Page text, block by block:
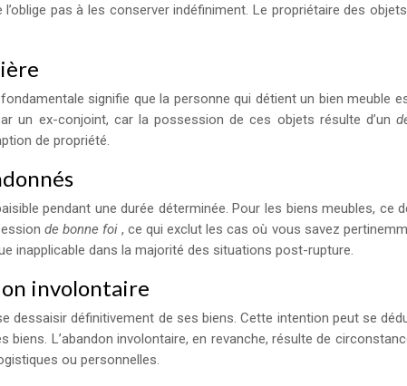
pas à les conserver indéfiniment. Le propriétaire des
signifie que la personne qui détient un bien meuble
un ex-conjoint, car la possession de ces objets résulte d’un
de propriété.
pendant une durée déterminée. Pour les biens meubles, ce
de bonne foi, ce qui exclut les cas où vous savez
inapplicable dans la majorité des situations post-rupture.
involontaire
définitivement de ses biens. Cette intention peut se
L’abandon involontaire, en revanche, résulte de
ou personnelles.